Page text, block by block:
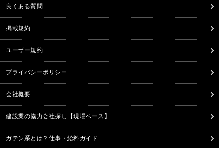
良くある質問
掲載規約
ユーザー規約
プライバシーポリシー
会社概要
建設業の協力会社探し【現場ベース】
ガテン系とは？仕事・給料ガイド